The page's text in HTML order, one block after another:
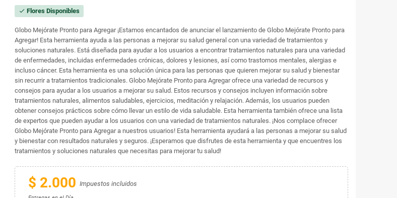
check Flores Disponibles
Globo Mejórate Pronto para Agregar ¡Estamos encantados de anunciar el lanzamiento de Globo Mejórate Pronto para
Agregar! Esta herramienta ayuda a las personas a mejorar su salud general con una variedad de tratamientos y
soluciones naturales. Está diseñada para ayudar a los usuarios a encontrar tratamientos naturales para una variedad
de enfermedades, incluidas enfermedades crónicas, dolores y lesiones, así como trastornos mentales, alergias e
incluso cáncer. Esta herramienta es una solución única para las personas que quieren mejorar su salud y bienestar
sin recurrir a tratamientos tradicionales. Globo Mejórate Pronto para Agregar ofrece una variedad de recursos y
consejos para ayudar a los usuarios a mejorar su salud. Estos recursos y consejos incluyen información sobre
tratamientos naturales, alimentos saludables, ejercicios, meditación y relajación. Además, los usuarios pueden
obtener consejos prácticos sobre cómo llevar un estilo de vida saludable. Esta herramienta también ofrece una lista
de expertos que pueden ayudar a los usuarios con una variedad de tratamientos naturales. ¡Nos complace ofrecer
Globo Mejórate Pronto para Agregar a nuestros usuarios! Esta herramienta ayudará a las personas a mejorar su salud
y bienestar con resultados naturales y seguros. ¡Esperamos que disfrutes de esta herramienta y que encuentres los
tratamientos y soluciones naturales que necesitas para mejorar tu salud!
$ 2.000 Impuestos incluidos